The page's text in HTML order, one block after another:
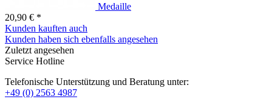
Medaille
20,90 € *
Kunden kauften auch
Kunden haben sich ebenfalls angesehen
Zuletzt angesehen
Service Hotline
Telefonische Unterstützung und Beratung unter:
+49 (0) 2563 4987